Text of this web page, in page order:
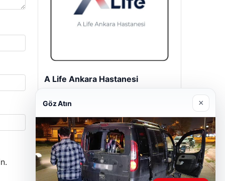
A Life Ankara Hastanesi
Göz Atın ×